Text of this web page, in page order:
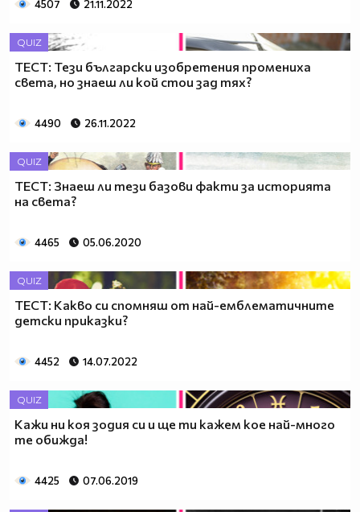
4507 21.11.2022
QUIZ
ТЕСТ: Тези български изобретения промениха
света, но знаеш ли кой стои зад тях?
4490 26.11.2022
QUIZ
ТЕСТ: Знаеш ли тези базови факти за историята
на света?
4465 05.06.2020
QUIZ
ТЕСТ: Какво си спомняш от най-емблематичните
детски приказки?
4452 14.07.2022
QUIZ
Кажи ни коя зодия си и ще ти кажем кое най-много
те обижда!
4425 07.06.2019